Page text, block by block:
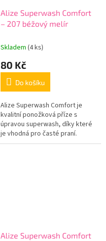
Alize Superwash Comfort
– 207 béžový melír
Skladem (4 ks)
80 Kč
Do košíku
Alize Superwash Comfort je
kvalitní ponožková příze s
úpravou superwash, díky které
je vhodná pro časté praní.
Hotové výrobky jsou příjemné
Alize Superwash Comfort